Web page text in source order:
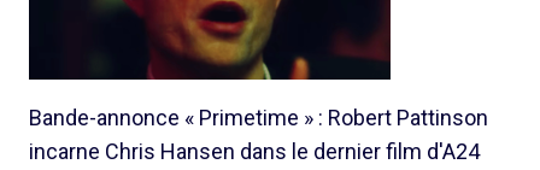
Bande-annonce « Primetime » : Robert Pattinson
incarne Chris Hansen dans le dernier film d'A24